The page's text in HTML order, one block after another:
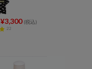
¥3,300 (税込)
22